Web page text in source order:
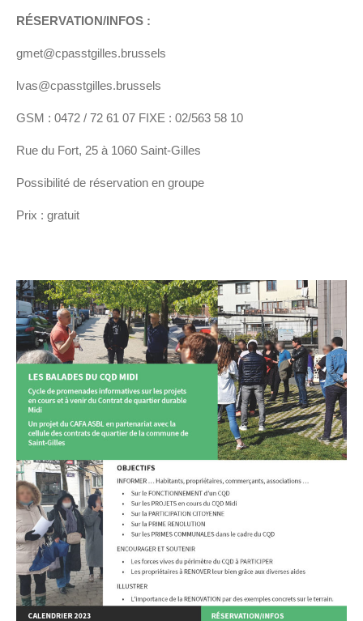
RÉSERVATION/INFOS :
gmet@cpasstgilles.brussels
lvas@cpasstgilles.brussels
GSM : 0472 / 72 61 07 FIXE : 02/563 58 10
Rue du Fort, 25 à 1060 Saint-Gilles
Possibilité de réservation en groupe
Prix : gratuit